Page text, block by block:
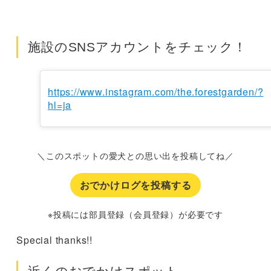
施設のSNSアカウントをチェック！
https://www.instagram.com/the.forestgarden/?
hl=ja
＼このスポットの愛犬との思い出を投稿してね／
おでかけログを投稿する
※投稿には部員登録（会員登録）が必要です
Special thanks!!